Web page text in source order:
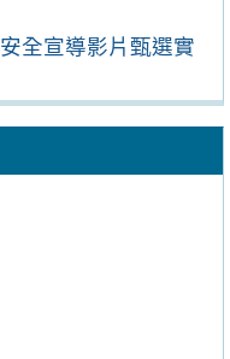
全宣導影片甄選實